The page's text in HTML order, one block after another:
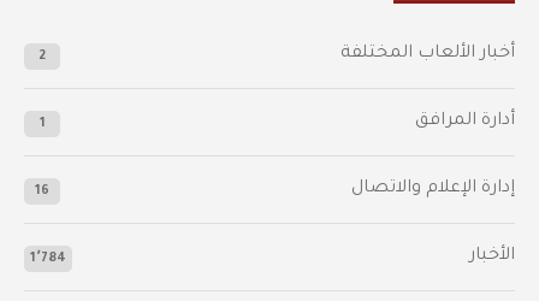
أخبار الألعاب المختلفة 2
أدارة المرافق 1
إدارة الإعلام والاتصال 16
الأخبار 1٬784